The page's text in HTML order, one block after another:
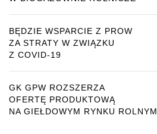
BĘDZIE WSPARCIE Z PROW
ZA STRATY W ZWIĄZKU
Z COVID-19
GK GPW ROZSZERZA
OFERTĘ PRODUKTOWĄ
NA GIEŁDOWYM RYNKU ROLNYM